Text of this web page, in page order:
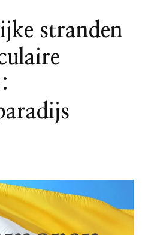
stranden